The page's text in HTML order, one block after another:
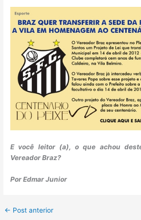
E você leitor (a), o que achou
Vereador Braz?
Por Edmar Junior
← Post anterior